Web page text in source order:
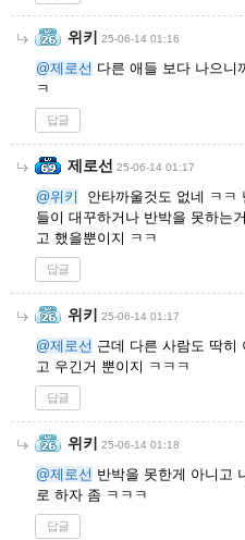
위키 25-06-14 01:16
@제로선 다른 애들 보다 나으니
ㅋ
답글
제로선 25-06-14 01:17
@위키
안타까울것도 없네 ㅋㅋ
들이 대꾸하거나 반박을 못하는
고 했을뿐이지 ㅋㅋ
답글
위키 25-06-14 01:17
@제로선 근데 다른 사람도 딱히
고 우긴거 뿐이지 ㅋㅋㅋ
답글
위키 25-06-14 01:18
@제로선 반박을 못한게 아니고
로 하자 좀 ㅋㅋㅋ
답글